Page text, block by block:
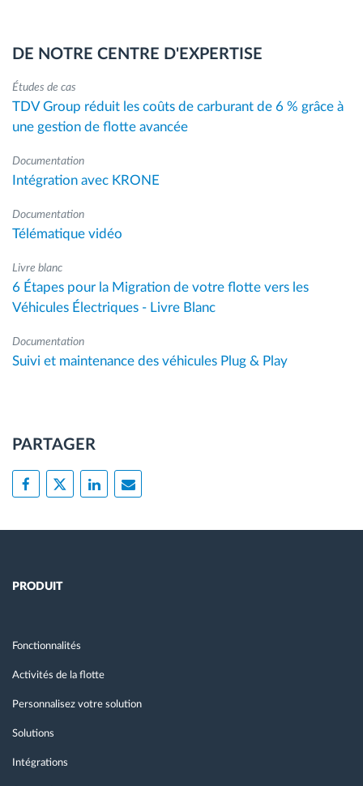
DE NOTRE CENTRE D'EXPERTISE
Études de cas
TDV Group réduit les coûts de carburant de 6 % grâce à
une gestion de flotte avancée
Documentation
Intégration avec KRONE
Documentation
Télématique vidéo
Livre blanc
6 Étapes pour la Migration de votre flotte vers les
Véhicules Électriques - Livre Blanc
Documentation
Suivi et maintenance des véhicules Plug & Play
PARTAGER
PRODUIT
Fonctionnalités
Activités de la flotte
Personnalisez votre solution
Solutions
Intégrations